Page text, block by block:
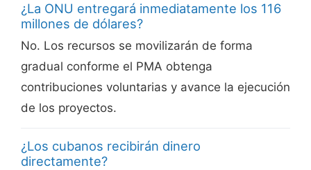
¿La ONU entregará inmediatamente los 116
millones de dólares?
No. Los recursos se movilizarán de forma
gradual conforme el PMA obtenga
contribuciones voluntarias y avance la ejecución
de los proyectos.
¿Los cubanos recibirán dinero
directamente?